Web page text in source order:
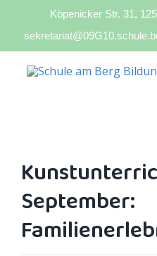
Köpenicker Str. 31,
Inhalt
September: